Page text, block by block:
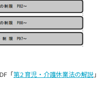
「第2 育児・介護休業法の解説 」